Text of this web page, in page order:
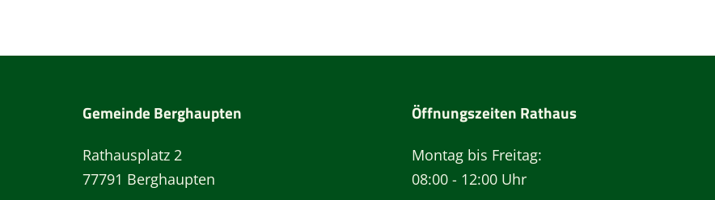
Gemeinde Berghaupten
Rathausplatz 2
77791 Berghaupten
Öffnungszeiten Rathaus
Montag bis Freitag:
08:00 - 12:00 Uhr